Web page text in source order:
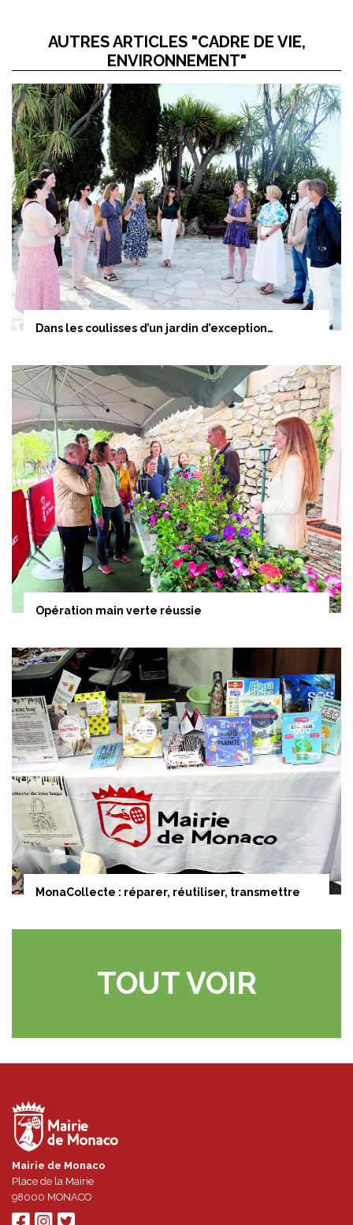
AUTRES ARTICLES "CADRE DE VIE,
ENVIRONNEMENT"
Dans les coulisses d’un jardin d’exception…
Opération main verte réussie
MonaCollecte : réparer, réutiliser, transmettre
TOUT VOIR
Mairie de Monaco
Place de la Mairie
98000 MONACO